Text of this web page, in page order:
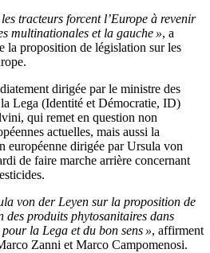
tracteurs forcent l’Europe à revenir
multinationales et la gauche », a
la proposition de législation sur les
dirigée par le ministre des
Lega (Identité et Démocratie, ID)
qui remet en question non
actuelles, mais aussi la
européenne dirigée par Ursula von
de faire marche arrière concernant
von der Leyen sur la proposition de
produits phytosanitaires dans
la Lega et du bon sens », affirment
Zanni et Marco Campomenosi.